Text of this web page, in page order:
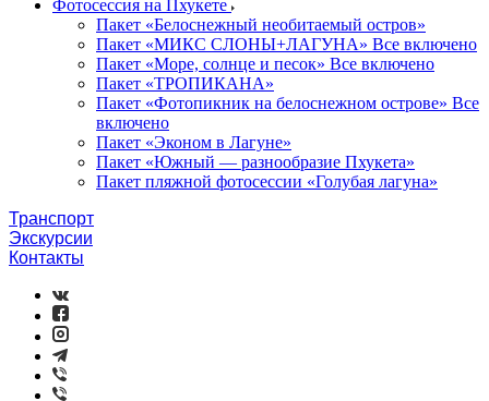
Фотоcессия на Пхукете
Пакет «Белоснежный необитаемый остров»
Пакет «МИКС СЛОНЫ+ЛАГУНА» Все включено
Пакет «Море, солнце и песок» Все включено
Пакет «ТРОПИКАНА»
Пакет «Фотопикник на белоснежном острове» Все
включено
Пакет «Эконом в Лагуне»
Пакет «Южный — разнообразие Пхукета»
Пакет пляжной фотосессии «Голубая лагуна»
Транспорт
Экскурсии
Контакты